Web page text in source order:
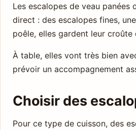
Les escalopes de veau panées
direct : des escalopes fines,
poêle, elles gardent leur croûte
À table, elles vont très bien
prévoir un accompagnement
Choisir des
Pour ce type de cuisson, des